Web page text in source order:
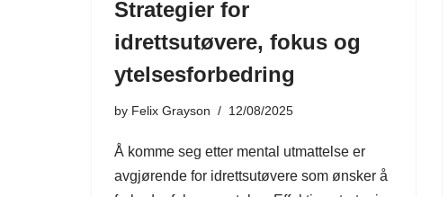
Strategier for
idrettsutøvere, fokus og
ytelsesforbedring
by Felix Grayson 12/08/2025
Å komme seg etter mental utmattelse er
avgjørende for idrettsutøvere som ønsker å